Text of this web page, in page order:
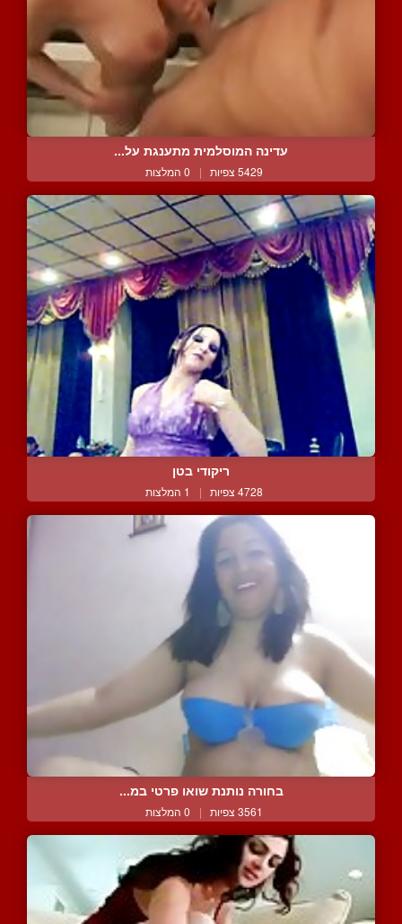
עדינה המוסלמית מתענגת על...
5429 צפיות | 0 המלצות
ריקודי בטן
4728 צפיות | 1 המלצות
בחורה נותנת שואו פרטי במ...
3561 צפיות | 0 המלצות